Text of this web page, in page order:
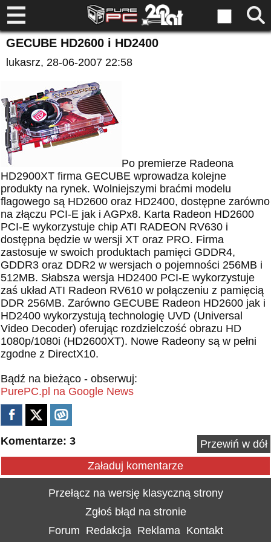
GECUBE HD2600 i HD2400
lukasrz, 28-06-2007 22:58
Po premierze Radeona
HD2900XT firma GECUBE wprowadza kolejne
produkty na rynek. Wolniejszymi braćmi modelu
flagowego są HD2600 oraz HD2400, dostępne zarówno
na złączu PCI-E jak i AGPx8. Karta Radeon HD2600
PCI-E wykorzystuje chip ATI RADEON RV630 i
dostępna będzie w wersji XT oraz PRO. Firma
zastosuje w swoich produktach pamięci GDDR4,
GDDR3 oraz DDR2 w wersjach o pojemności 256MB i
512MB. Słabsza wersja HD2400 PCI-E wykorzystuje
zaś układ ATI Radeon RV610 w połączeniu z pamięcią
DDR 256MB. Zarówno GECUBE Radeon HD2600 jak i
HD2400 wykorzystują technologię UVD (Universal
Video Decoder) oferując rozdzielczość obrazu HD
1080p/1080i (HD2600XT). Nowe Radeony są w pełni
zgodne z DirectX10.
Bądź na bieżąco - obserwuj:
PurePC.pl na Google News
Komentarze: 3
Przewiń w dół
Załaduj komentarze
Przełącz na wersję klasyczną strony
Zgłoś błąd na stronie
Forum Redakcja Reklama Kontakt